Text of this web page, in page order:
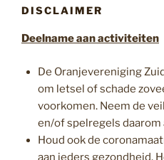
DISCLAIMER
Deelname aan activiteiten
De Oranjevereniging
om letsel of schade
voorkomen. Neem de
en/of spelregels daarom
Houd ook de
aan ieders gezondheid.